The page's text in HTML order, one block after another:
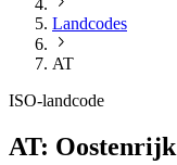
Landcodes
AT
ISO-landcode
AT: Oostenrijk